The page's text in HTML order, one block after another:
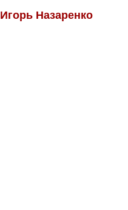
Игорь Назаренко